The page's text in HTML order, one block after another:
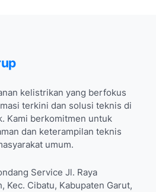
kelistrikan yang berfokus
terkini dan solusi teknis di
Kami berkomitmen untuk
dan keterampilan teknis
umum.
Service Jl. Raya
Kec. Cibatu, Kabupaten Garut,